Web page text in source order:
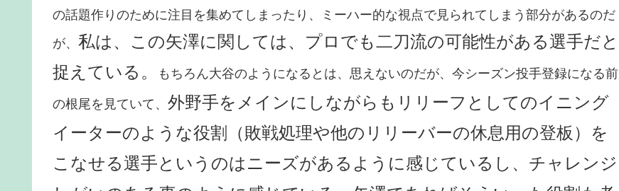
の話題作りのために注目を集めてしまったり、ミーハー的な視点で見られてしまう部分があるのだ
が、 私は、この矢澤に関しては、プロでも二刀流の可能性がある選手だと
捉えている。
もちろん大谷のようになるとは、思えないのだが、今シーズン投手登録になる前
の根尾を見ていて、 外野手をメインにしながらもリリーフとしてのイニング
イーターのような役割（敗戦処理や他のリリーバーの休息用の登板）を
こなせる選手というのはニーズがあるように感じているし、チャレンジ